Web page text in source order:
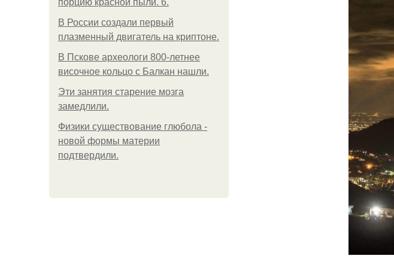
порцию красной пыли. 6.
В России создали первый
плазменный двигатель на криптоне.
В Пскове археологи 800-летнее
височное кольцо с Балкан нашли.
Эти занятия старение мозга
замедлили.
Физики существование глюбола -
новой формы материи
подтвердили.